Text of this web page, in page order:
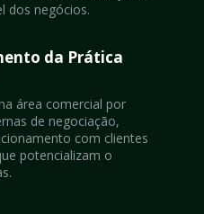
da Prática
área comercial por
de negociação,
com clientes
potencializam o
dos negócios.